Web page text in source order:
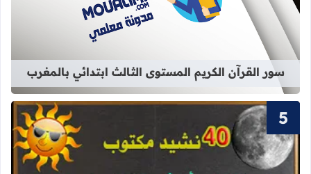
قراءة المزيد عن سور القرآن الكريم
سور القرآن الكريم المستوى الثالث ابتدائي بالمغرب